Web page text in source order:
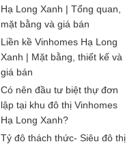
Hạ Long Xanh | Tổng quan,
mặt bằng và giá bán
Liền kề Vinhomes Hạ Long
Xanh | Mặt bằng, thiết kế và
giá bán
Có nên đầu tư biệt thự đơn
lập tại khu đô thị Vinhomes
Hạ Long Xanh?
Tỷ đô thách thức- Siêu đô thị